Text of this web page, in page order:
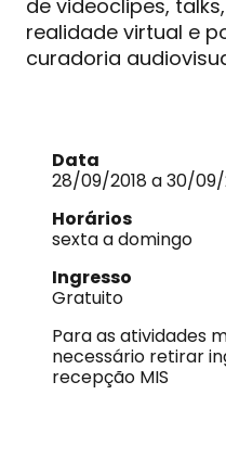
de videoclipes,
realidade virtual e
curadoria
Data
28/09/2018 a 30/09/
Horários
sexta a domingo
Ingresso
Gratuito
Para as atividades
necessário retirar
recepção MIS